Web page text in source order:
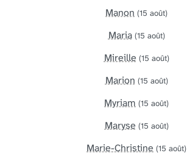
Manon (15 août)
Maria (15 août)
Mireille (15 août)
Marion (15 août)
Myriam (15 août)
Maryse (15 août)
Marie-Christine (15 août)